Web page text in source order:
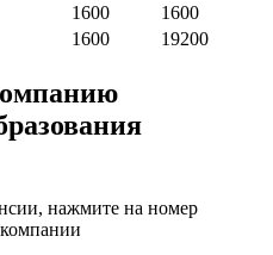
1600
1600
1600 19200
нажмите на номер